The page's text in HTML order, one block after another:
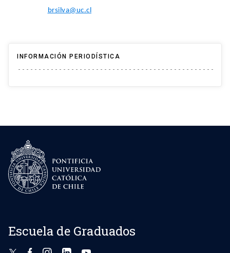
brsilva@uc.cl
INFORMACIÓN PERIODÍSTICA
Escuela de Graduados